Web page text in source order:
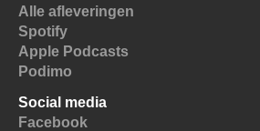
Alle afleveringen
Spotify
Apple Podcasts
Podimo
Social media
Facebook